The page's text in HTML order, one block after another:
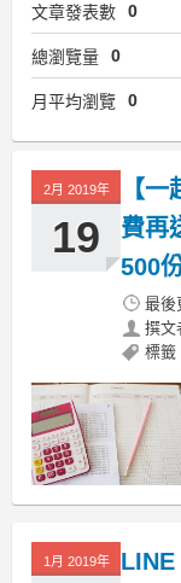
文章發表數 0
總瀏覽量 0
月平均瀏覽 0
2月 2019年
19
【
費再
500
最後
撰文
標籤
1月 2019年